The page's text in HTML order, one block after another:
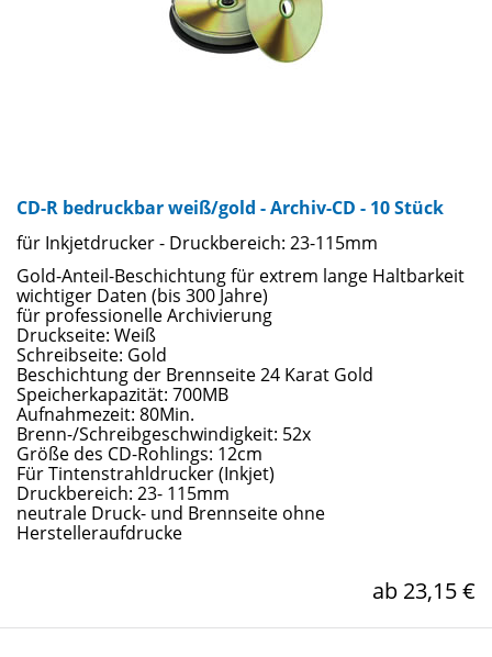
CD-R bedruckbar weiß/gold - Archiv-CD - 10 Stück
für Inkjetdrucker - Druckbereich: 23-115mm
Gold-Anteil-Beschichtung für extrem lange Haltbarkeit
wichtiger Daten (bis 300 Jahre)
für professionelle Archivierung
Druckseite: Weiß
Schreibseite: Gold
Beschichtung der Brennseite 24 Karat Gold
Speicherkapazität: 700MB
Aufnahmezeit: 80Min.
Brenn-/Schreibgeschwindigkeit: 52x
Größe des CD-Rohlings: 12cm
Für Tintenstrahldrucker (Inkjet)
Druckbereich: 23- 115mm
neutrale Druck- und Brennseite ohne
Herstelleraufdrucke
ab 23,15 €